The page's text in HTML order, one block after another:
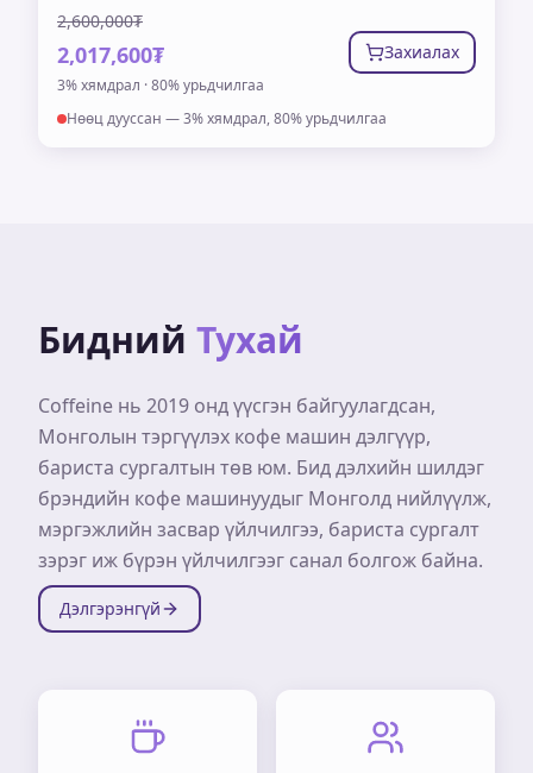
бутлагчтай Зэвэрдэггүй ган сүү хөөсрүүлэгч
цорготой Давхар бойлертой учраас нэг зэрэг
эспрэссо гаргаж, сүү хөөсрүүлэх боломжтой LCD
TOUCH SCREEN 20 бар даралттай 1 жилийн
баталгаат хугацаатай
2,600,000₮
2,017,600₮
3% хямдрал · 80% урьдчилгаа
Захиалах
Нөөц дууссан — 3% хямдрал, 80% урьдчилгаа
Бидний Тухай
Coffeine нь 2019 онд үүсгэн байгуулагдсан,
Монголын тэргүүлэх кофе машин дэлгүүр,
бариста сургалтын төв юм. Бид дэлхийн шилдэг
брэндийн кофе машинуудыг Монголд нийлүүлж,
мэргэжлийн засвар үйлчилгээ, бариста сургалт
зэрэг иж бүрэн үйлчилгээг санал болгож байна.
Дэлгэрэнгүй